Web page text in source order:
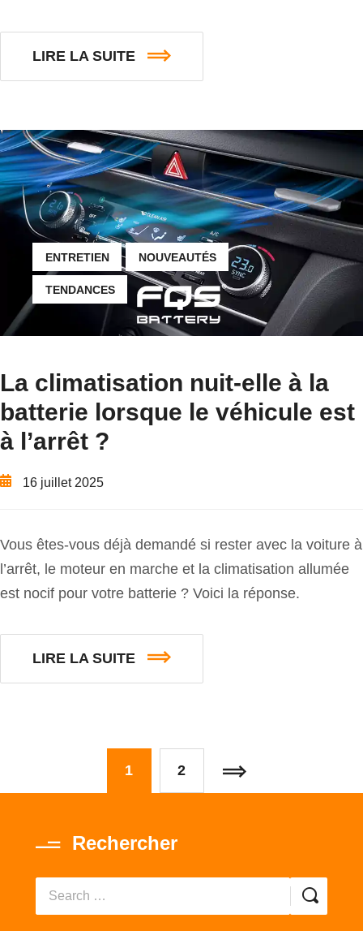
LIRE LA SUITE
ENTRETIEN NOUVEAUTÉS
TENDANCES
La climatisation nuit-elle à la
batterie lorsque le véhicule est
à l’arrêt ?
16 juillet 2025
Vous êtes-vous déjà demandé si rester avec la voiture à
l’arrêt, le moteur en marche et la climatisation allumée
est nocif pour votre batterie ? Voici la réponse.
LIRE LA SUITE
1 2
Rechercher